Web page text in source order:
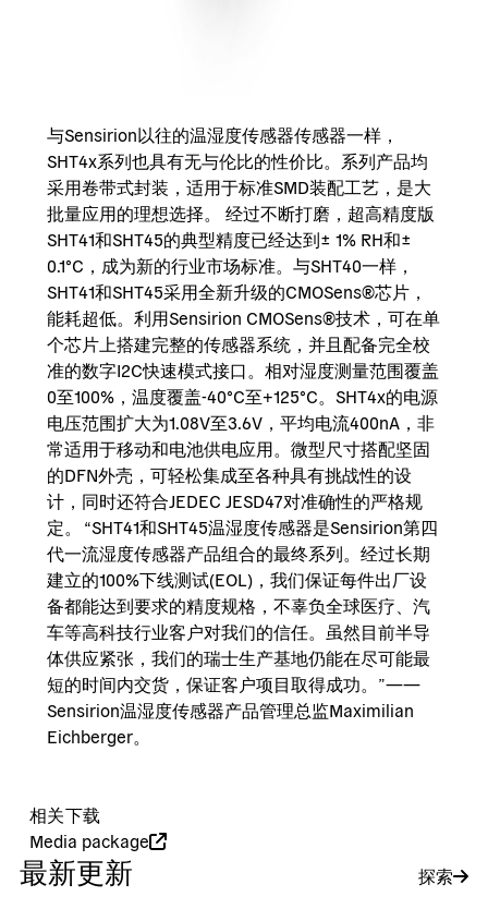
与Sensirion以往的温湿度传感器传感器一样，
SHT4x系列也具有无与伦比的性价比。系列产品均
采用卷带式封装，适用于标准SMD装配工艺，是大
批量应用的理想选择。 经过不断打磨，超高精度版
SHT41和SHT45的典型精度已经达到± 1% RH和±
0.1°C，成为新的行业市场标准。与SHT40一样，
SHT41和SHT45采用全新升级的CMOSens®芯片，
能耗超低。利用Sensirion CMOSens®技术，可在单
个芯片上搭建完整的传感器系统，并且配备完全校
准的数字I2C快速模式接口。相对湿度测量范围覆盖
0至100%，温度覆盖-40°C至+125°C。SHT4x的电源
电压范围扩大为1.08V至3.6V，平均电流400nA，非
常适用于移动和电池供电应用。微型尺寸搭配坚固
的DFN外壳，可轻松集成至各种具有挑战性的设
计，同时还符合JEDEC JESD47对准确性的严格规
定。 “SHT41和SHT45温湿度传感器是Sensirion第四
代一流湿度传感器产品组合的最终系列。经过长期
建立的100%下线测试(EOL)，我们保证每件出厂设
备都能达到要求的精度规格，不辜负全球医疗、汽
车等高科技行业客户对我们的信任。虽然目前半导
体供应紧张，我们的瑞士生产基地仍能在尽可能最
短的时间内交货，保证客户项目取得成功。”——
Sensirion温湿度传感器产品管理总监Maximilian
Eichberger。
相关下载
Media package
最新更新 探索